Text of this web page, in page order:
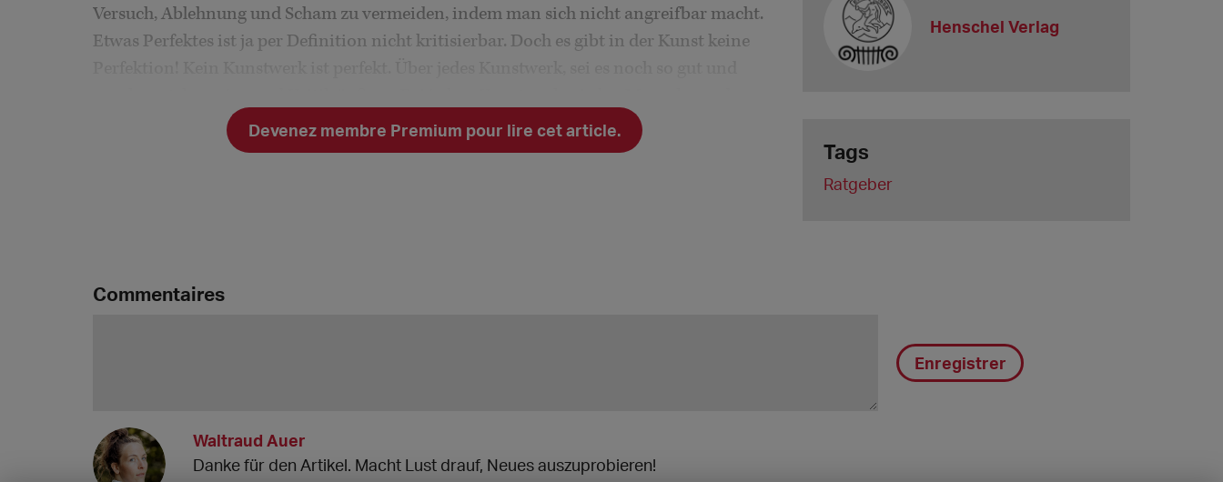
Versuch, Ablehnung und Scham zu vermeiden, indem man sich nicht angreifbar macht.
Etwas Perfektes ist ja per Definition nicht kritisierbar. Doch es gibt in der Kunst keine
die es ablehnen. Denn Kunst ist nicht objektiv, sondern zutiefst subjektiv.
Devenez membre Premium pour lire cet article.
Henschel Verlag
Tags
Ratgeber
Commentaires
Enregistrer
Waltraud Auer
Danke für den Artikel. Macht Lust drauf, Neues auszuprobieren!